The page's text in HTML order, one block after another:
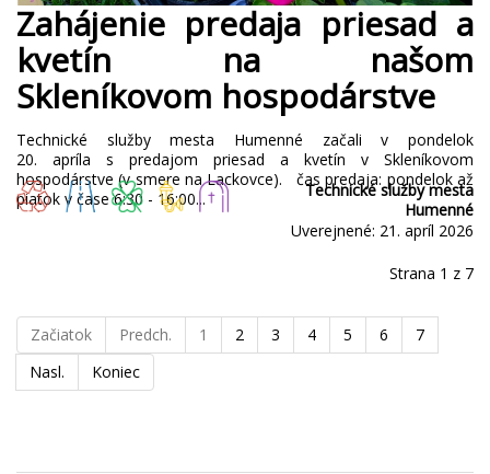
Zahájenie predaja priesad a
kvetín na našom
Skleníkovom hospodárstve
Technické služby mesta Humenné začali v pondelok
20. apríla s predajom priesad a kvetín v Skleníkovom
hospodárstve (v smere na Lackovce). čas predaja: pondelok až
piatok v čase 6:30 - 16:00...
Technické služby mesta
Humenné
Uverejnené: 21. apríl 2026
Strana 1 z 7
Začiatok Predch. 1 2 3 4 5 6
7
Nasl.
Koniec